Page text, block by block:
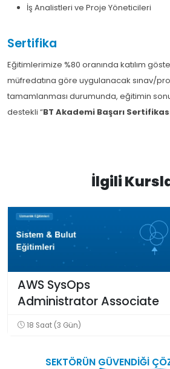
İş Analistleri ve Proje Yöneticileri
Sertifika
Eğitimlerimize %80 oranında katılım
müfredatına göre uygulanacak sınav/
tamamlanması durumunda, eğitimin
destekli “BT Akademi Başarı
İlgili
AWS SysOps
Administrator Associate
18 Saat (3 Gün)
SEKTÖRÜN GÜVENDİĞİ